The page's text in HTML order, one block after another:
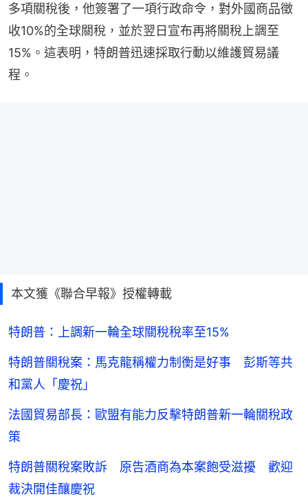
多項關稅後，他簽署了一項行政命令，對外國商品徵
收10%的全球關稅，並於翌日宣布再將關稅上調至
15%。這表明，特朗普迅速採取行動以維護貿易議
程。
本文獲《聯合早報》授權轉載
特朗普：上調新一輪全球關稅稅率至15%
特朗普關稅案：馬克龍稱權力制衡是好事 彭斯等共
和黨人「慶祝」
法國貿易部長：歐盟有能力反擊特朗普新一輪關稅政
策
特朗普關稅案敗訴 原告酒商為本案飽受滋擾 歡迎
裁決開佳釀慶祝